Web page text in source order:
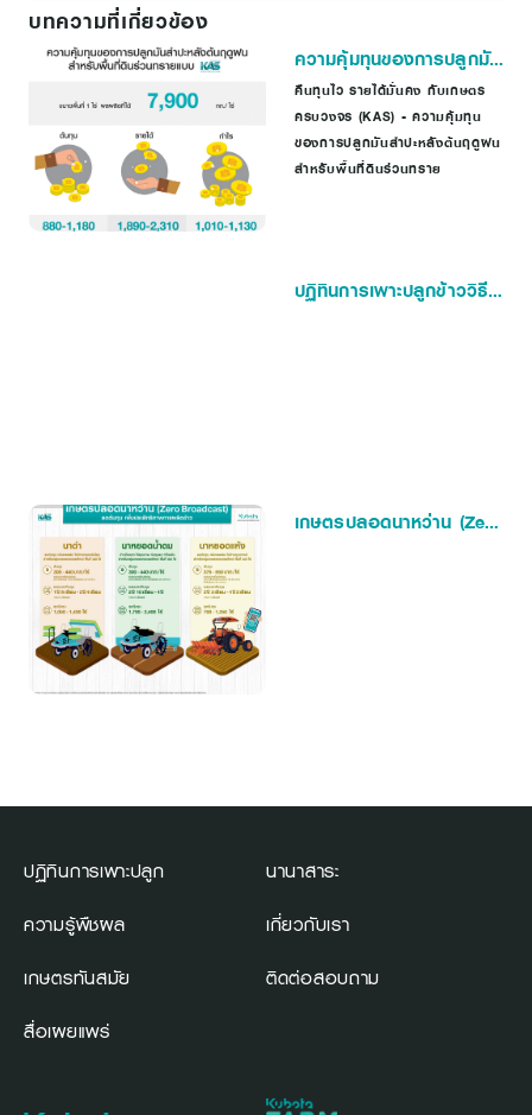
บทความที่เกี่ยวข้อง
ความคุ้มทุนของการปลูกมัน
สำปะหลังต้นฤดูฝน
คืนทุนไว รายได้มั่นคง กับเกษตร
ครบวงจร (KAS) - ความคุ้มทุน
ของการปลูกมันสำปะหลังต้นฤดูฝน
สำหรับพื้นที่ดินร่วนทราย
ปฏิทินการเพาะปลูกข้าววิธี
เกษตรปลอดนาหว่าน (Zero
ปฏิทินการเพาะปลูก
ความรู้พืชผล
เกษตรทันสมัย
สื่อเผยแพร่
นานาสาระ
เกี่ยวกับเรา
ติดต่อสอบถาม